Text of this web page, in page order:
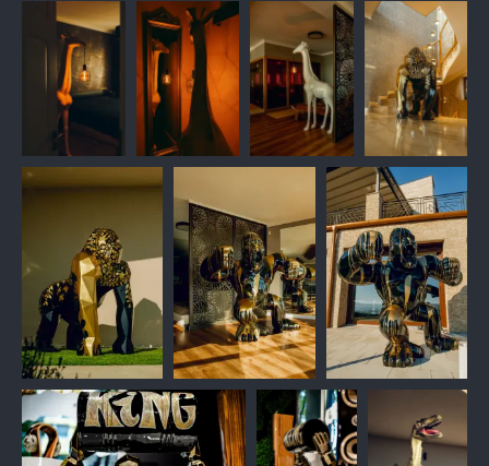
Fedezze fel kínálatunkat, és lépjen be
velünk a művészet és a design
világába, ahol a kertépítés és a
lakberendezés találkozik, hogy egy
igazán egyedi és inspiráló környezetet
teremtsen az Ön számára.
TERMÉKEINK